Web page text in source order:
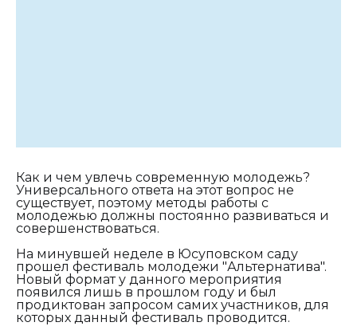
Как и чем увлечь современную молодежь?
Универсального ответа на этот вопрос не
существует, поэтому методы работы с
молодежью должны постоянно развиваться и
совершенствоваться.
На минувшей неделе в Юсуповском саду
прошел фестиваль молодежи "Альтернатива".
Новый формат у данного мероприятия
появился лишь в прошлом году и был
продиктован запросом самих участников, для
которых данный фестиваль проводится.